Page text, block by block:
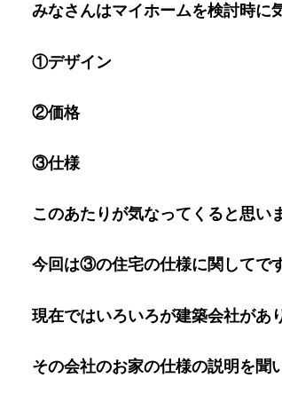
みなさんはマイホームを検討時に
①デザイン
②価格
③仕様
このあたりが気なってくると思い
今回は③の住宅の仕様に関してで
現在ではいろいろが建築会社があ
その会社のお家の仕様の説明を聞